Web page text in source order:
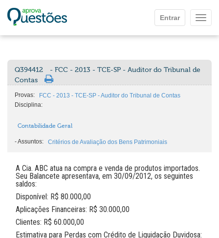
Entrar
Q394412
- FCC - 2013 - TCE-SP - Auditor do Tribunal de
Contas
Provas:
FCC - 2013 - TCE-SP - Auditor do Tribunal de Contas
Disciplina:
Contabilidade Geral
-Assuntos: Critérios de Avaliação dos Bens Patrimoniais
A Cia. ABC atua na compra e venda de produtos importados.
Seu Balancete apresentava, em 30/09/2012, os seguintes
saldos:
Disponível: R$ 80.000,00
Aplicações Financeiras: R$ 30.000,00
Clientes: R$ 60.000,00
Estimativa para Perdas com Crédito de Liquidação Duvidosa: